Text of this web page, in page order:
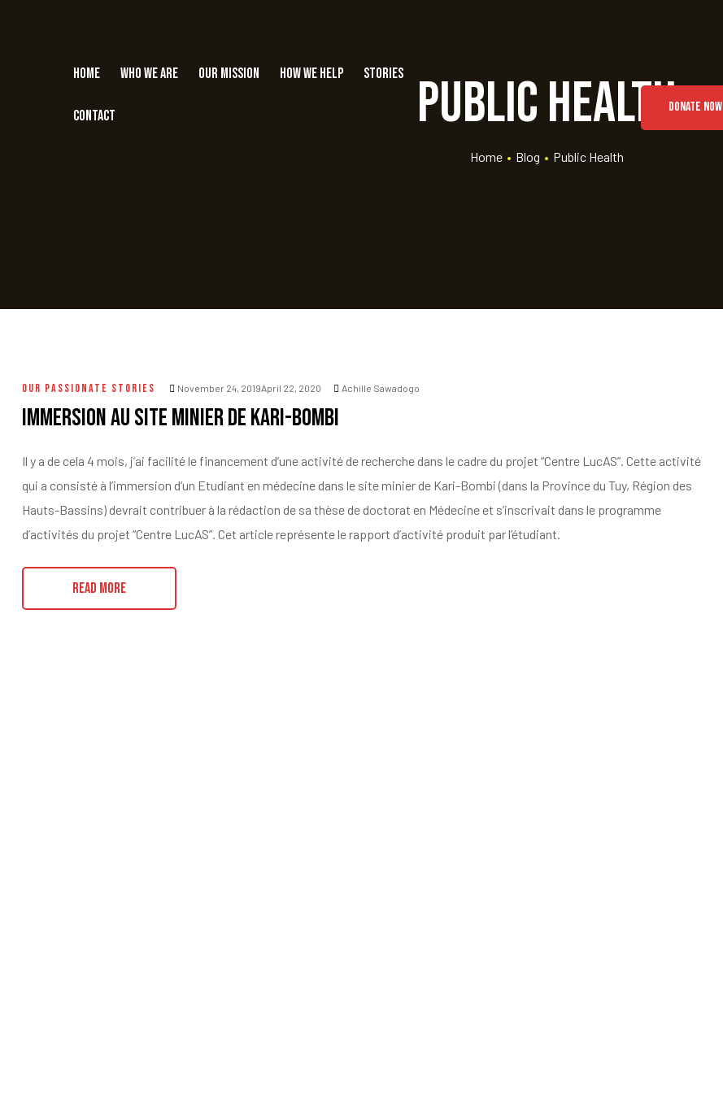
Home Who we are Our Mission How we help Stories
Contact
DONATE NOW
Public Health
Home • Blog • Public Health
OUR PASSIONATE STORIES November 24, 2019April 22, 2020 Achille Sawadogo
Immersion au site minier de Kari-Bombi
Il y a de cela 4 mois, j’ai facilité le financement d’une activité de recherche dans le cadre du projet “Centre LucAS”. Cette activité
qui a consisté à l’immersion d’un Etudiant en médecine dans le site minier de Kari-Bombi (dans la Province du Tuy, Région des
Hauts-Bassins) devrait contribuer à la rédaction de sa thèse de doctorat en Médecine et s’inscrivait dans le programme
d’activités du projet “Centre LucAS”. Cet article représente le rapport d’activité produit par l’étudiant.
READ MORE